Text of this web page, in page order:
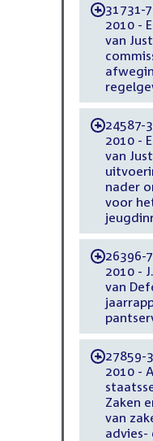
-31731-
2010 -
van
-24587-
2010 -
van
nader
voor
-26396-
2010 -
van
-27859-
2010 -
Zaken
van
advies-